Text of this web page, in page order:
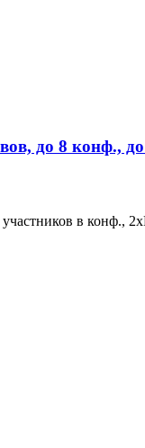
до 8 конф.,
в конф.,